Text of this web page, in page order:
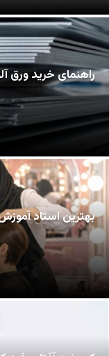
راهنمای خرید ورق
بهترین استاد